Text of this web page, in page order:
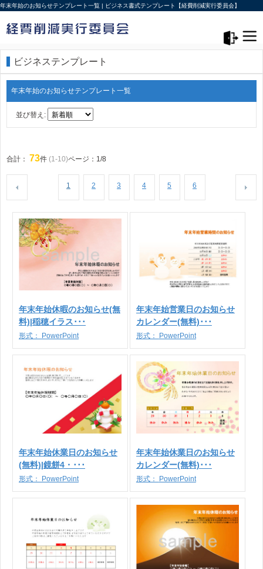
年末年始のお知らせテンプレート一覧 | ビジネス書式テンプレート【経費削減実行委員会】
ビジネステンプレート
年末年始のお知らせテンプレート一覧
並び替え:
合計： 73件 (1-10)ページ：1/8
1 2 3 4 5 6
年末年始休暇のお知らせ(無
料)|稲穂イラス･･･
形式： PowerPoint
年末年始営業日のお知らせ
カレンダー(無料)･･･
形式： PowerPoint
年末年始休業日のお知らせ
(無料)|鏡餅4・･･･
形式： PowerPoint
年末年始休業日のお知らせ
カレンダー(無料)･･･
形式： PowerPoint